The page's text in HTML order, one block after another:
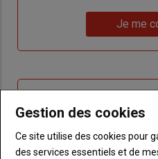
de
me
Je me
titre
TITRE CRÉEZ
BodyChoisissez votre
Gestion des cookies
Ce site utilise des cookies pour
des services essentiels et de